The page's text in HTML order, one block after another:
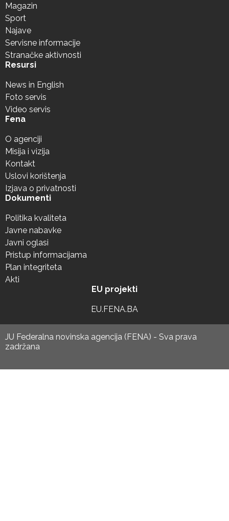
Magazin
Sport
Najave
Servisne informacije
Stranačke aktivnosti
Resursi
News in English
Foto servis
Video servis
Fena
O agenciji
Misija i vizija
Kontakt
Uslovi korištenja
Izjava o privatnosti
Dokumenti
Politika kvaliteta
Javne nabavke
Javni oglasi
Pristup informacijama
Plan integriteta
Akti
EU projekti
EU.FENA.BA
JU Federalna novinska agencija (FENA) - Sva prava
zadržana